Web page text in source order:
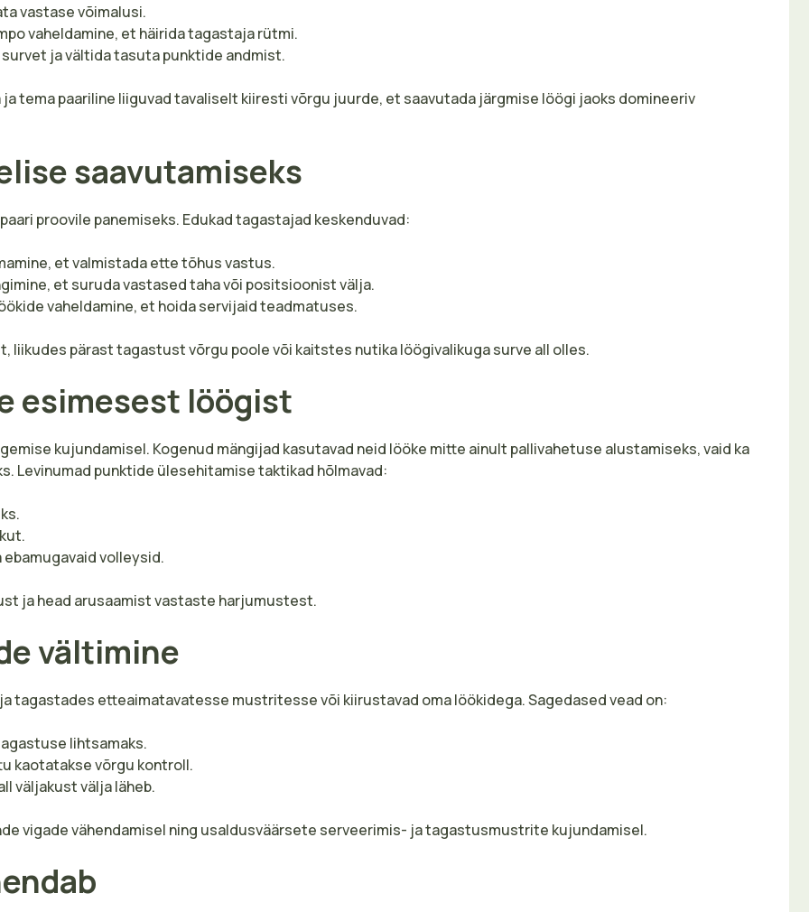
vastase võimalusi.
vaheldamine, et häirida tagastaja rütmi.
ja vältida tasuta punktide andmist.
tema paariline liiguvad tavaliselt kiiresti võrgu juurde, et saavutada järgmise löögi jaoks domineeriv
saavutamiseks
proovile panemiseks. Edukad tagastajad keskenduvad:
et valmistada ette tõhus vastus.
et suruda vastased taha või positsioonist välja.
vaheldamine, et hoida servijaid teadmatuses.
liikudes pärast tagastust võrgu poole või kaitstes nutika löögivalikuga surve all olles.
esimesest löögist
kujundamisel. Kogenud mängijad kasutavad neid lööke mitte ainult pallivahetuse alustamiseks, vaid ka
Levinumad punktide ülesehitamise taktikad hõlmavad:
volleysid.
ja head arusaamist vastaste harjumustest.
vältimine
tagastades etteaimatavatesse mustritesse või kiirustavad oma löökidega. Sagedased vead on:
lihtsamaks.
kaotatakse võrgu kontroll.
väljakust välja läheb.
vigade vähendamisel ning usaldusväärsete serveerimis- ja tagastusmustrite kujundamisel.